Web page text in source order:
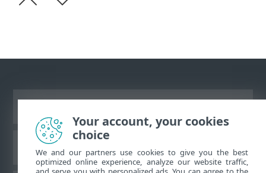
Base de conhecimento da ESET
Your account, your cookies
choice
We and our partners use cookies to give you the best
optimized online experience, analyze our website traffic,